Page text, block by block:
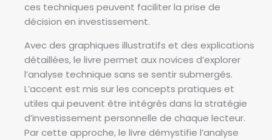
ces techniques peuvent faciliter la prise de
décision en investissement.
Avec des graphiques illustratifs et des explications
détaillées, le livre permet aux novices d’explorer
l’analyse technique sans se sentir submergés.
L’accent est mis sur les concepts pratiques et
utiles qui peuvent être intégrés dans la stratégie
d’investissement personnelle de chaque lecteur.
Par cette approche, le livre démystifie l’analyse